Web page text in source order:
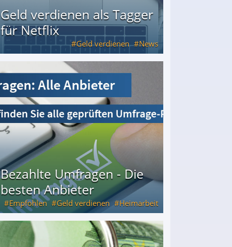
Geld verdienen als Tagger
für Netflix
Geld verdienen News
Bezahlte Umfragen - Die
besten Anbieter
Empfohlen Geld verdienen Heimarbeit